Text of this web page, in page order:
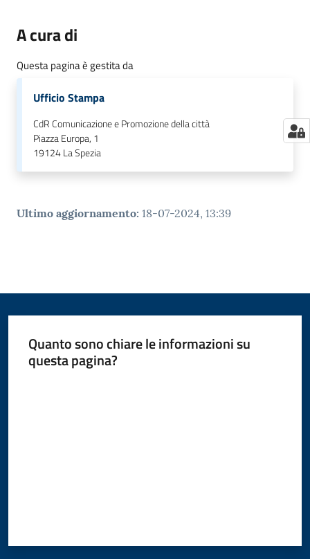
A cura di
Questa pagina è gestita da
Ufficio Stampa
CdR Comunicazione e Promozione della città
Piazza Europa, 1
19124La Spezia
Ultimo aggiornamento: 18-07-2024, 13:39
Quanto sono chiare le informazioni su
questa pagina?